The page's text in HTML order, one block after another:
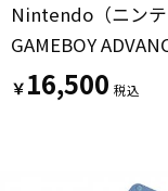
GAMEBOY
￥16,500